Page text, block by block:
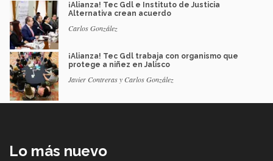
¡Alianza! Tec Gdl e Instituto de Justicia
Alternativa crean acuerdo
Carlos González
¡Alianza! Tec Gdl trabaja con organismo que
protege a niñez en Jalisco
Javier Contreras y Carlos González
Lo más nuevo